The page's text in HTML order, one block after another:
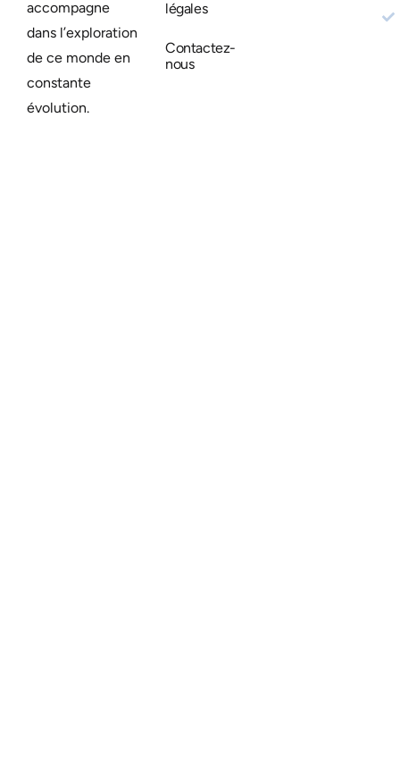
accompagne
dans l’exploration
de ce monde en
constante
évolution.
légales
Contactez-
nous